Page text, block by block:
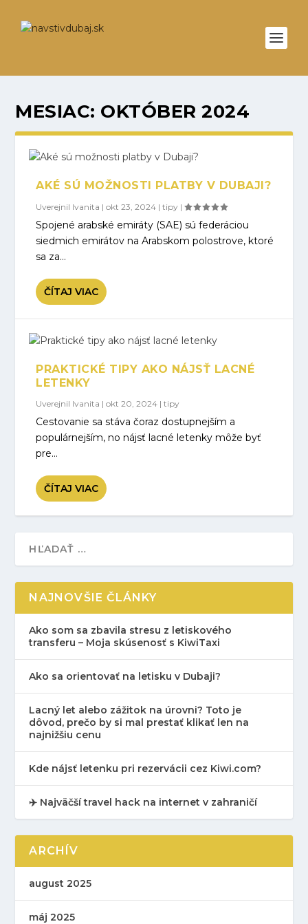
MESIAC: OKTÓBER 2024
AKÉ SÚ MOŽNOSTI PLATBY V DUBAJI?
Uverejnil Ivanita |okt 23, 2024 |tipy |
Spojené arabské emiráty (SAE) sú federáciou
siedmich emirátov na Arabskom polostrove, ktoré
sa za...
ČÍTAJ VIAC
PRAKTICKÉ TIPY AKO NÁJSŤ LACNÉ
LETENKY
Uverejnil Ivanita |okt 20, 2024 |tipy
Cestovanie sa stáva čoraz dostupnejším a
populárnejším, no nájsť lacné letenky môže byť
pre...
ČÍTAJ VIAC
NAJNOVŠIE ČLÁNKY
Ako som sa zbavila stresu z letiskového
transferu – Moja skúsenosť s KiwiTaxi
Ako sa orientovať na letisku v Dubaji?
Lacný let alebo zážitok na úrovni? Toto je
dôvod, prečo by si mal prestať klikať len na
najnižšiu cenu
Kde nájsť letenku pri rezervácii cez Kiwi.com?
✈️ Najväčší travel hack na internet v zahraničí
ARCHÍV
august 2025
máj 2025